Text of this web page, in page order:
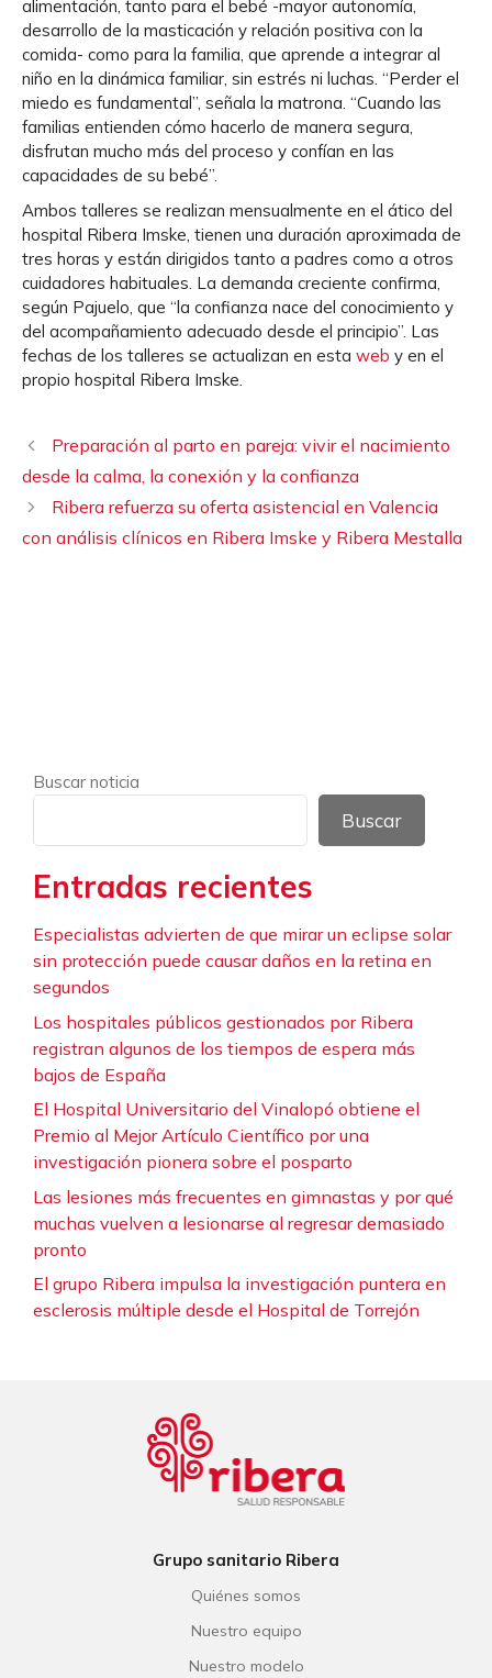
alimentación, tanto para el bebé -mayor autonomía,
desarrollo de la masticación y relación positiva con la
comida- como para la familia, que aprende a integrar al
niño en la dinámica familiar, sin estrés ni luchas. “Perder el
miedo es fundamental”, señala la matrona. “Cuando las
familias entienden cómo hacerlo de manera segura,
disfrutan mucho más del proceso y confían en las
capacidades de su bebé”.
Ambos talleres se realizan mensualmente en el ático del
hospital Ribera Imske, tienen una duración aproximada de
tres horas y están dirigidos tanto a padres como a otros
cuidadores habituales. La demanda creciente confirma,
según Pajuelo, que “la confianza nace del conocimiento y
del acompañamiento adecuado desde el principio”. Las
fechas de los talleres se actualizan en esta web y en el
propio hospital Ribera Imske.
Preparación al parto en pareja: vivir el nacimiento
desde la calma, la conexión y la confianza
Ribera refuerza su oferta asistencial en Valencia
con análisis clínicos en Ribera Imske y Ribera Mestalla
Buscar noticia
Buscar
Entradas recientes
Especialistas advierten de que mirar un eclipse solar
sin protección puede causar daños en la retina en
segundos
Los hospitales públicos gestionados por Ribera
registran algunos de los tiempos de espera más
bajos de España
El Hospital Universitario del Vinalopó obtiene el
Premio al Mejor Artículo Científico por una
investigación pionera sobre el posparto
Las lesiones más frecuentes en gimnastas y por qué
muchas vuelven a lesionarse al regresar demasiado
pronto
El grupo Ribera impulsa la investigación puntera en
esclerosis múltiple desde el Hospital de Torrejón
Grupo sanitario Ribera
Quiénes somos
Nuestro equipo
Nuestro modelo